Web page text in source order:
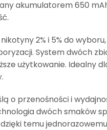
akumulatorem 650
2% i 5% do
System dwóch
użytkowanie.
o przenośności i
dwóch smaków
temu